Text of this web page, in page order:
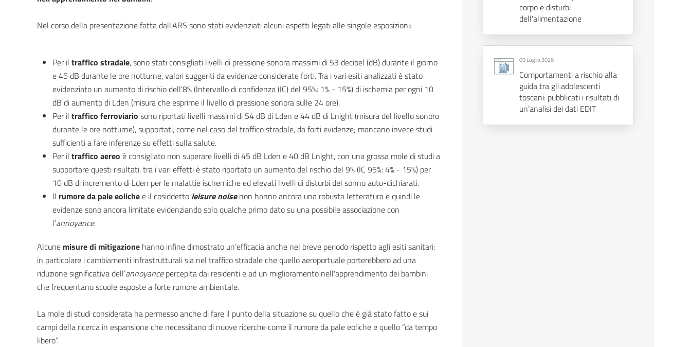
Nel corso della presentazione fatta dall'ARS sono stati evidenziati alcuni aspetti legati alle singole esposizioni:
Per il traffico stradale, sono stati consigliati livelli di pressione sonora massimi di 53 decibel (dB) durante il giorno
e 45 dB durante le ore notturne, valori suggeriti da evidenze considerate forti. Tra i vari esiti analizzati è stato
evidenziato un aumento di rischio dell’8% (Intervallo di confidenza (IC) del 95%: 1% - 15%) di ischemia per ogni 10
dB di aumento di Lden (misura che esprime il livello di pressione sonora sulle 24 ore).
Per il traffico ferroviario sono riportati livelli massimi di 54 dB di Lden e 44 dB di Lnight (misura del livello sonoro
durante le ore notturne), supportati, come nel caso del traffico stradale, da forti evidenze; mancano invece studi
sufficienti a fare inferenze su effetti sulla salute.
Per il traffico aereo è consigliato non superare livelli di 45 dB Lden e 40 dB Lnight, con una grossa mole di studi a
supportare questi risultati, tra i vari effetti è stato riportato un aumento del rischio del 9% (IC 95%: 4% - 15%) per
10 dB di incremento di Lden per le malattie ischemiche ed elevati livelli di disturbi del sonno auto-dichiarati.
Il rumore da pale eolichee il cosiddetto leisure noisenon hanno ancora una robusta letteratura e quindi le
evidenze sono ancora limitate evidenziando solo qualche primo dato su una possibile associazione con
l’annoyance.
Alcune misure di mitigazione hanno infine dimostrato un’efficacia anche nel breve periodo rispetto agli esiti sanitari:
in particolare i cambiamenti infrastrutturali sia nel traffico stradale che quello aeroportuale porterebbero ad una
riduzione significativa dell’annoyancepercepita dai residenti e ad un miglioramento nell'apprendimento dei bambini
che frequentano scuole esposte a forte rumore ambientale.
La mole di studi considerata ha permesso anche di fare il punto della situazione su quello che è già stato fatto e sui
campi della ricerca in espansione che necessitano di nuove ricerche come il rumore da pale eoliche e quello “da tempo
libero”.
corpo e disturbi
dell'alimentazione
09 Luglio 2026
Comportamenti a rischio alla
guida tra gli adolescenti
toscani: pubblicati i risultati di
un’analisi dei dati EDIT